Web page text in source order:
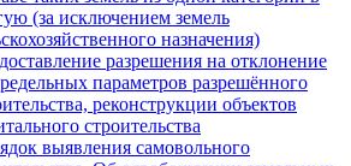
(за исключением земель
назначения)
разрешения на отклонение
параметров разрешённого
реконструкции объектов
строительства
выявления самовольного